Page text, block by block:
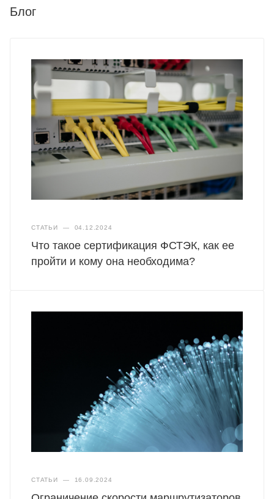
Блог
СТАТЬИ — 04.12.2024
Что такое сертификация ФСТЭК, как ее
пройти и кому она необходима?
СТАТЬИ — 16.09.2024